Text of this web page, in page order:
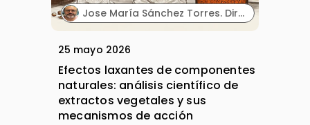
Jose María Sánchez Torres. Director Científico. Biowise Pharmaceuticals.
25 mayo 2026
Efectos laxantes de componentes
naturales: análisis científico de
extractos vegetales y sus
mecanismos de acción